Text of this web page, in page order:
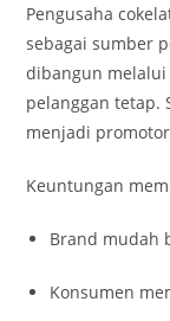
Pengusaha
sebagai sumber
dibangun melalui
pelanggan tetap.
menjadi
Keuntungan
Brand mudah
Konsumen